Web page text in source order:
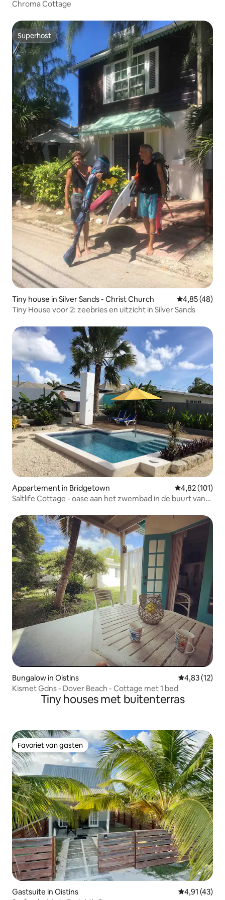
Chroma Cottage
Superhost
Superhost
Tiny house in Silver Sands - Christ Church Gemiddelde
4,85 (48)
Tiny House voor 2: zeebries en uitzicht in Silver Sands
Appartement in Bridgetown Gemiddelde
4,82 (101)
Saltlife Cottage - oase aan het zwembad in de buurt van
Bungalow in Oistins Gemiddelde
4,83 (12)
Kismet Gdns - Dover Beach - Cottage met 1 bed
Tiny houses met buitenterras
Favoriet van gasten
Favoriet van gasten
Gastsuite in Oistins Gemiddelde
4,91 (43)